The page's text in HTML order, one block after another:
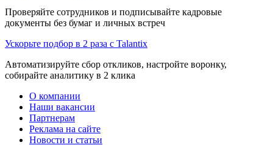
Проверяйте сотрудников и подписывайте кадровые
документы без бумаг и личных встреч
Ускорьте подбор в 2 раза с Talantix
Автоматизируйте сбор откликов, настройте воронку,
собирайте аналитику в 2 клика
О компании
Наши вакансии
Партнерам
Реклама на сайте
Новости и статьи